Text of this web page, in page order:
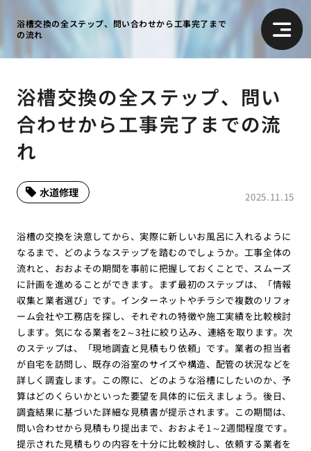
浴槽交換の全ステップ、問い合わせから工事完了まで
の流れ
浴槽交換の全ステップ、問い
合わせから工事完了までの流
れ
2025.11.15
水道修理
浴槽の交換を決意してから、実際に新しいお風呂に入れるように
なるまで、どのようなステップを踏むのでしょうか。工事全体の
流れと、おおよその期間を事前に把握しておくことで、スムーズ
に計画を進めることができます。まず最初のステップは、「情報
収集と業者選び」です。インターネットやチラシで複数のリフォ
ーム会社や工務店を探し、それぞれの特徴や施工実績を比較検討
します。気になる業者を2～3社に絞り込み、連絡を取ります。次
のステップは、「現地調査と見積もり依頼」です。業者の担当者
が自宅を訪問し、既存の浴室のサイズや構造、配管の状況などを
詳しく調査します。この際に、どのような浴槽にしたいのか、予
算はどのくらいかといった要望を具体的に伝えましょう。後日、
調査結果に基づいた詳細な見積書が提示されます。この期間は、
問い合わせから見積もり提出まで、おおよそ1～2週間程度です。
提示された見積もりの内容を十分に比較検討し、依頼する業者を